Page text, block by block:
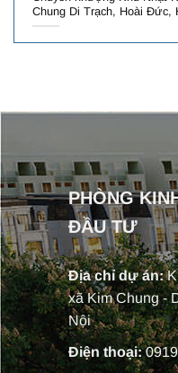
Chung Di Trạch, Hoài Đức,
PHÒNG
ĐẦU TƯ
Địa chỉ dự án:
xã Kim Chung -
Nội
Điện thoại: